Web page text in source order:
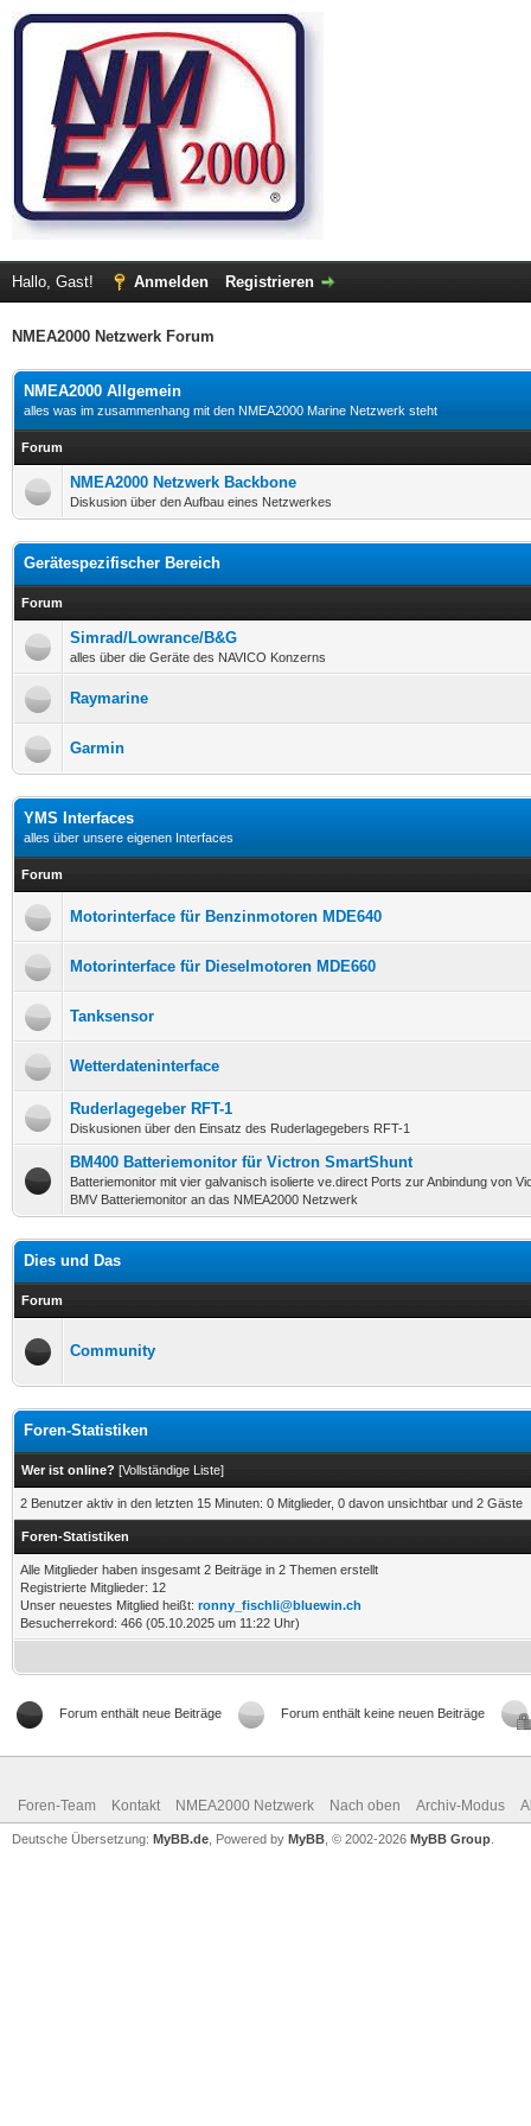
Hallo, Gast! Anmelden Registrieren
NMEA2000 Netzwerk Forum
NMEA2000 Allgemein
alles was im zusammenhang mit den NMEA2000 Marine Netzwerk steht
Forum
NMEA2000 Netzwerk Backbone
Diskusion über den Aufbau eines Netzwerkes
Gerätespezifischer Bereich
Forum
Simrad/Lowrance/B&G
alles über die Geräte des NAVICO Konzerns
Raymarine
Garmin
YMS Interfaces
alles über unsere eigenen Interfaces
Forum
Motorinterface für Benzinmotoren MDE640
Motorinterface für Dieselmotoren MDE660
Tanksensor
Wetterdateninterface
Ruderlagegeber RFT-1
Diskusionen über den Einsatz des Ruderlagegebers RFT-1
BM400 Batteriemonitor für Victron SmartShunt
Batteriemonitor mit vier galvanisch isolierte ve.direct Ports zur Anbindung von
BMV Batteriemonitor an das NMEA2000 Netzwerk
Dies und Das
Forum
Community
Foren-Statistiken
Wer ist online? [Vollständige Liste]
2 Benutzer aktiv in den letzten 15 Minuten: 0 Mitglieder, 0 davon unsichtbar und 2 Gäste
Foren-Statistiken
Alle Mitglieder haben insgesamt 2 Beiträge in 2 Themen erstellt
Registrierte Mitglieder: 12
Unser neuestes Mitglied heißt: ronny_fischli@bluewin.ch
Besucherrekord: 466 (05.10.2025 um 11:22 Uhr)
Forum enthält neue Beiträge Forum enthält keine neuen Beiträge
Foren-Team Kontakt NMEA2000 Netzwerk Nach oben Archiv-Modus
Deutsche Übersetzung: MyBB.de , Powered by MyBB , © 2002-2026 MyBB Group